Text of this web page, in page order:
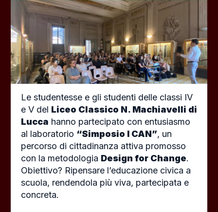
Le studentesse e gli studenti delle classi IV
e V del Liceo Classico N. Machiavelli di
Lucca hanno partecipato con entusiasmo
al laboratorio “Simposio I CAN”, un
percorso di cittadinanza attiva promosso
con la metodologia Design for Change.
Obiettivo? Ripensare l’educazione civica a
scuola, rendendola più viva, partecipata e
concreta.